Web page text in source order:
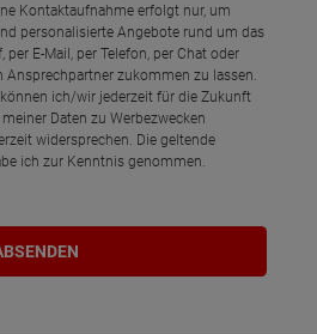
Kontaktaufnahme erfolgt nur, um
personalisierte Angebote rund um das
per E-Mail, per Telefon, per Chat oder
Ansprechpartner zukommen zu lassen.
ich/wir jederzeit für die Zukunft
Daten zu Werbezwecken
widersprechen. Die geltende
ich zur Kenntnis genommen.